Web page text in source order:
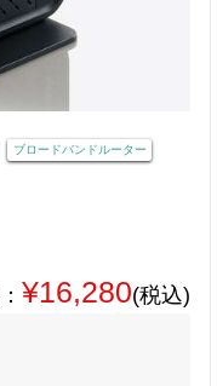
ブロードバンドルーター
¥16,280(税込)